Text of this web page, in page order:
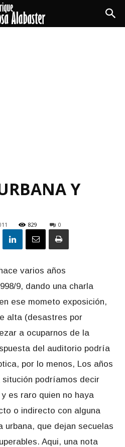
Y
829 0
varios años
9, dando una charla
ese mometo exposición,
alta (desastres por
a ocuparnos de la
del auditorio podría
por lo menos, Los años
podríamos decir
es raro quien no haya
o indirecto con alguna
urbana, que dejan secuelas
Aqui, una nota